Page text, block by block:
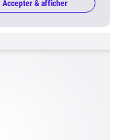
Accepter & afficher